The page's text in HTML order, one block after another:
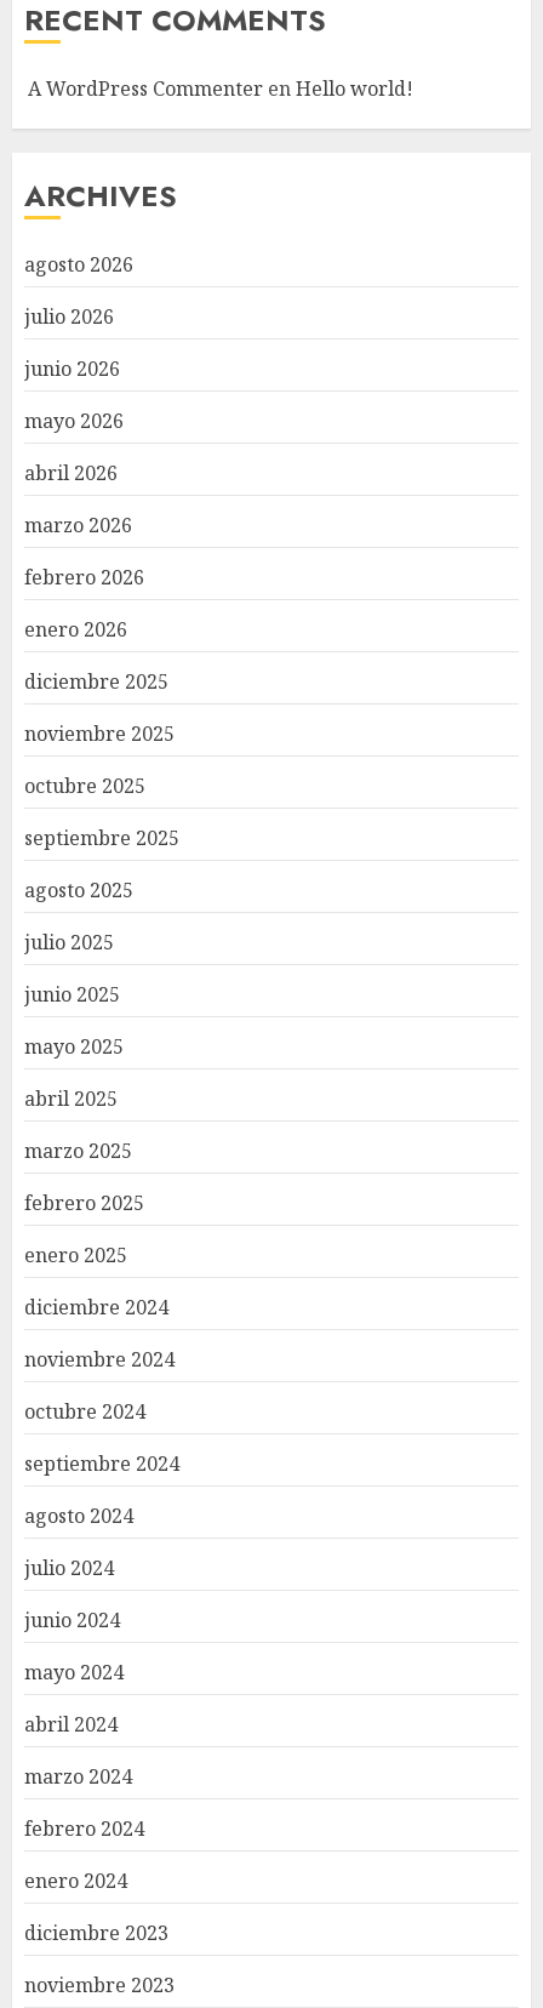
RECENT COMMENTS
A WordPress Commenter enHello world!
ARCHIVES
agosto 2026
julio 2026
junio 2026
mayo 2026
abril 2026
marzo 2026
febrero 2026
enero 2026
diciembre 2025
noviembre 2025
octubre 2025
septiembre 2025
agosto 2025
julio 2025
junio 2025
mayo 2025
abril 2025
marzo 2025
febrero 2025
enero 2025
diciembre 2024
noviembre 2024
octubre 2024
septiembre 2024
agosto 2024
julio 2024
junio 2024
mayo 2024
abril 2024
marzo 2024
febrero 2024
enero 2024
diciembre 2023
noviembre 2023